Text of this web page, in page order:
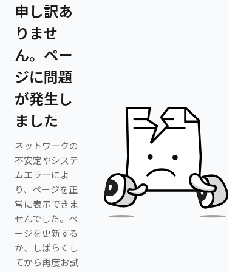
申し訳あ
りませ
ん。ペー
ジに問題
が発生し
ました
ネットワークの
不安定やシステ
ムエラーによ
り、ページを正
常に表示できま
せんでした。ペ
ージを更新する
か、しばらくし
てから再度お試